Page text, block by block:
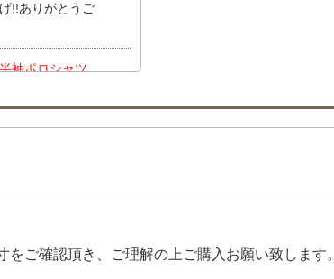
!!ありがとうご
袖ポロシャツ
RALPH LAUR
げ!!ありがと
ご確認頂き、ご理解の上ご購入お願い致します。